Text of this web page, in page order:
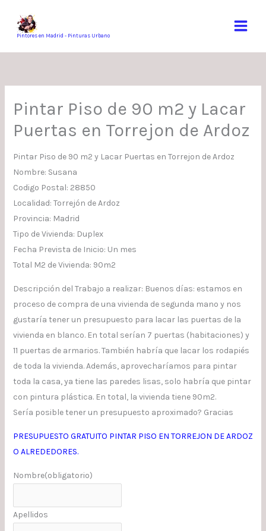
contenidoPintores en Madrid - Pinturas Urbano
Pintar Piso de 90 m2 y Lacar
Puertas en Torrejon de Ardoz
Pintar Piso de 90 m2 y Lacar Puertas en Torrejon de Ardoz
Nombre: Susana
Codigo Postal: 28850
Localidad: Torrejón de Ardoz
Provincia: Madrid
Tipo de Vivienda: Duplex
Fecha Prevista de Inicio: Un mes
Total M2 de Vivienda: 90m2
Descripción del Trabajo a realizar: Buenos días: estamos en
proceso de compra de una vivienda de segunda mano y nos
gustaría tener un presupuesto para lacar las puertas de la
vivienda en blanco. En total serían 7 puertas (habitaciones) y
11 puertas de armarios. También habría que lacar los rodapiés
de toda la vivienda. Además, aprovecharíamos para pintar
toda la casa, ya tiene las paredes lisas, solo habría que pintar
con pintura plástica. En total, la vivienda tiene 90m2.
Sería posible tener un presupuesto aproximado? Gracias
PRESUPUESTO GRATUITO PINTAR PISO EN TORREJON DE ARDOZ
O ALREDEDORES.
Nombre(obligatorio)
Apellidos